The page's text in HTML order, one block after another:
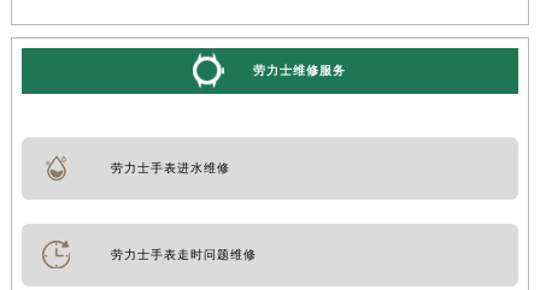
劳力士维修服务
劳力士手表进水维修
劳力士手表走时问题维修